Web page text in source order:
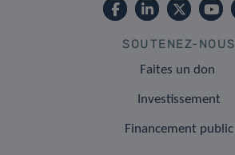
SOUTENEZ-NOUS
Faites un don
Investissement
Financement public